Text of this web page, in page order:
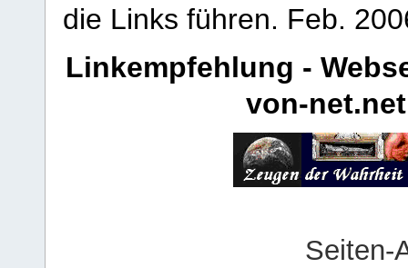
die Links führen. Feb.
Linkempfehlung -
von-net.net
Seiten-